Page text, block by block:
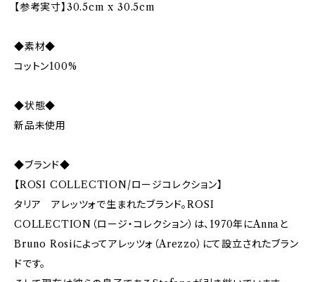
【参考実寸】30.5cm x 30.5cm
◆素材◆
コットン100%
◆状態◆
新品未使用
◆ブランド◆
【ROSI COLLECTION/ロージコレクション】
タリア アレッツォで生まれたブランド。ROSI
COLLECTION（ロージ・コレクション）は、1970年にAnnaと
Bruno Rosiによってアレッツォ（Arezzo）にて設立されたブラン
ドです。